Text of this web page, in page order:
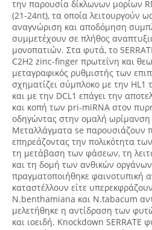
την παρουσία δίκλωνων μορίων
(21-24nt), τα οποία λειτουργούν
αναγνώριση και αποδόμηση
συμμετέχουν σε πλήθος
μονοπατιών. Στα φυτά, το
C2H2 zinc-finger πρωτεΐνη και
μεταγραφικός ρυθμιστής των
σχηματίζει σύμπλοκο με την HL1
και με την DCL1 επάγει την
και κοπή των pri-miRNA στον
οδηγώντας στην ομαλή
Μεταλλάγματα se παρουσιάζουν
επηρεάζοντας την πολικότητα
τη μετάβαση των φάσεων, τη
και τη δομή των ανθικών
πραγματοποιήθηκε φαινοτυπική
καταστέλλουν είτε
N.benthamiana και N.tabacum
μελετήθηκε η αντίδραση των
και ιοειδή. Knockdown SERRATE